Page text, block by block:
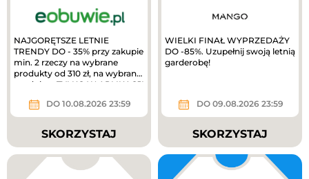
NAJGORĘTSZE LETNIE
TRENDY DO - 35% przy zakupie
min. 2 rzeczy na wybrane
produkty od 310 zł, na wybrane
produkty. TYLKO W APLIKACJI
DO 10.08.2026 23:59
SKORZYSTAJ
WIELKI FINAŁ WYPRZEDAŻY
DO -85%. Uzupełnij swoją letnią
garderobę!
DO 09.08.2026 23:59
SKORZYSTAJ